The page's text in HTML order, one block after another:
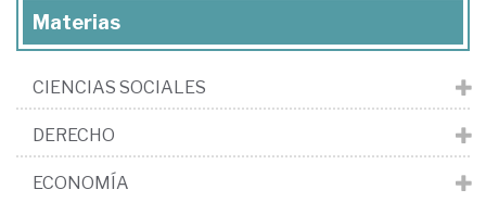
Materias
CIENCIAS SOCIALES
DERECHO
ECONOMÍA